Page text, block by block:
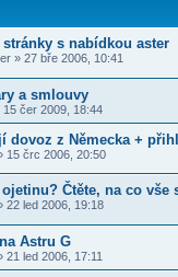
stránky s nabídkou aster
» 27 bře 2006, 10:41
a smlouvy
15 čer 2009, 18:44
dovoz z Německa +
15 črc 2006, 20:50
ojetinu? Čtěte, na co vše
22 led 2006, 19:18
Astru G
21 led 2006, 17:11